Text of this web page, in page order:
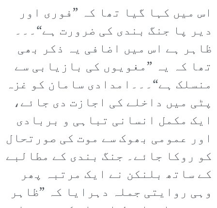
اس میں کہا گیا تھا کہ ”فوری اور
دیر پا جنگ بندی کی ضرورت ہے“۔۔۔
ظاہر ہے اس میں اضافی یہ ذکر بھی
تھا کہ یہ ”مغویوں کی بازیابی سے
منسلک ہے“۔۔۔امدادی سامان کو غزہ
پٹی میں داخلے کی اجازت دی جائے،
ایک مکمل انسانی تباہی و بربادی
اور عمومی بھوک سے موت کی صورتحال
کو روکا جائے۔ جنگ بندی کے مطالبے
کے ساتھ بلنکن نے ایک مرتبہ پھر
وہی روایتی جملہ دہرایا کہ ”ظاہر